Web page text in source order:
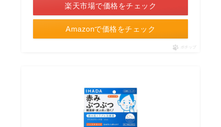
Amazonで価格をチェック
楽天市場で価格をチェック
ポチップ